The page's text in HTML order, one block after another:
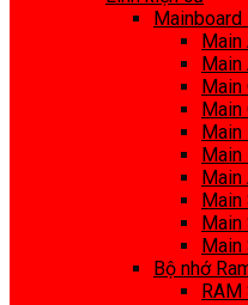
Mainboard
Main
Main
Main
Main
Main
Main
Main
Main
Main
Main
Bộ nhớ
RAM